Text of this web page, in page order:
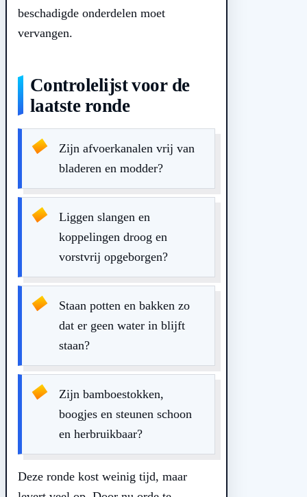
beschadigde onderdelen moet
vervangen.
Controlelijst voor de
laatste ronde
Zijn afvoerkanalen vrij van
bladeren en modder?
Liggen slangen en
koppelingen droog en
vorstvrij opgeborgen?
Staan potten en bakken zo
dat er geen water in blijft
staan?
Zijn bamboestokken,
boogjes en steunen schoon
en herbruikbaar?
Deze ronde kost weinig tijd, maar